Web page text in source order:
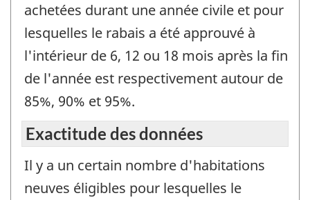
achetées durant une année civile et pour
lesquelles le rabais a été approuvé à
l'intérieur de 6, 12 ou 18 mois après la fin
de l'année est respectivement autour de
85%, 90% et 95%.
Exactitude des données
Il y a un certain nombre d'habitations
neuves éligibles pour lesquelles le